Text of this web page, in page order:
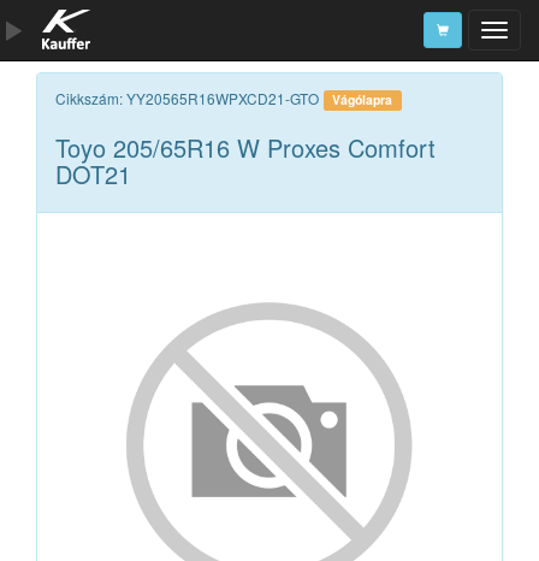
Szerszámkatalógus
Kosár
Alkatrészek
Cikkszám: YY20565R16WPXCD21-GTO Vágólapra
Toyo 205/65R16 W Proxes Comfort
DOT21